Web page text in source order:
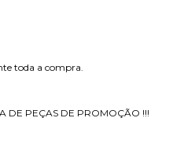
toda a compra.
DE PEÇAS DE PROMOÇÃO !!!